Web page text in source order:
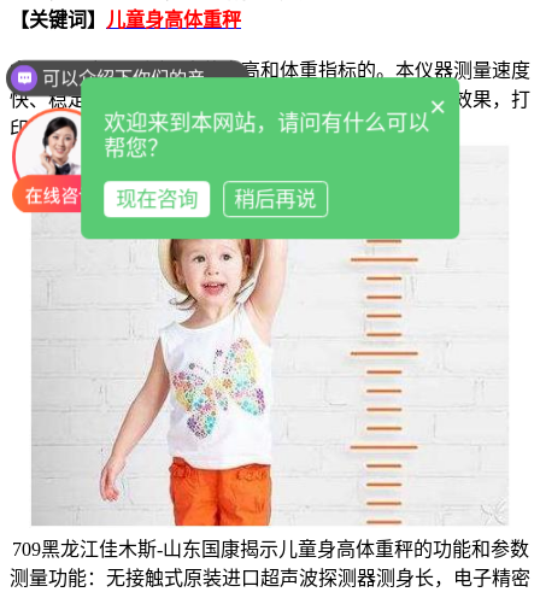
【关键词】
儿童身高体重秤
本仪器是专用于测量人体身高和体重指标的。本仪器测量速度
快、稳定性高。语音提示和语音报数，具有真人仿真效果，打
印速度快，BMI功能为用户提供了体质指数。
709黑龙江佳木斯-山东国康揭示儿童身高体重秤的功能和参数
测量功能：无接触式原装进口超声波探测器测身长，电子精密
可以介绍下你们的产品么
×
欢迎来到本网站，请问有什么可以
帮您？
现在咨询 稍后再说